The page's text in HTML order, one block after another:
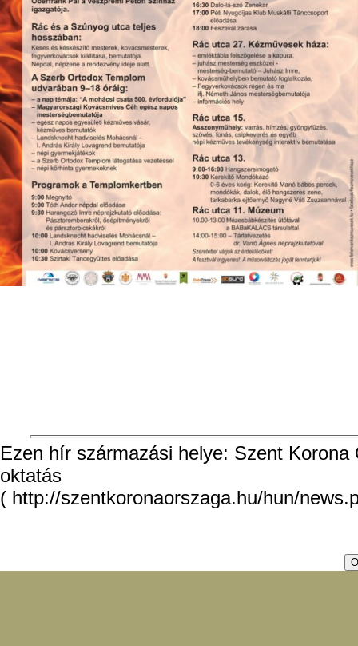
Ezen hír származási helye: Szent
oktatás
( http://szentkoronaorszaga.hu/hun/